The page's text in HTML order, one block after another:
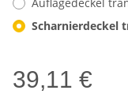
Scharnierdeckel
39,11 €